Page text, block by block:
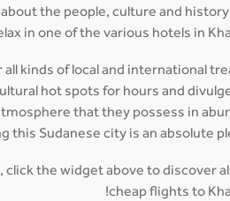
the people, culture and
in one of the various hotels in
kinds of local and international
hot spots for hours and
that they possess in
Sudanese city is an absolute
the widget above to discover
cheap flights to